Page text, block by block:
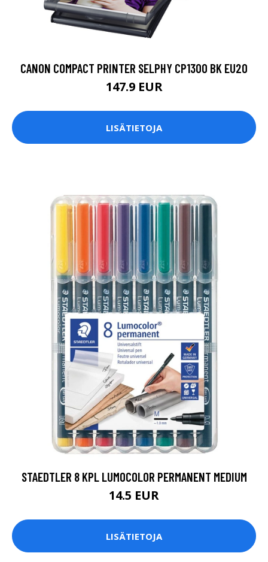
CANON COMPACT PRINTER SELPHY CP1300 BK EU20
147.9 EUR
LISÄTIETOJA
STAEDTLER 8 KPL LUMOCOLOR PERMANENT MEDIUM
14.5 EUR
LISÄTIETOJA